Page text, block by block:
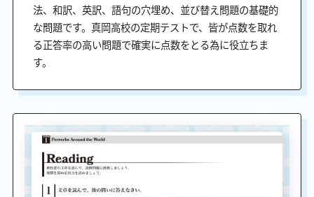
法、和訳、英訳、語句の穴埋め、並び替え問題の基礎的
な問題です。真岡高校の定期テストで、皆が点数を取れ
る正答率の高い問題で確実に点数をとる為に役立ちま
す。